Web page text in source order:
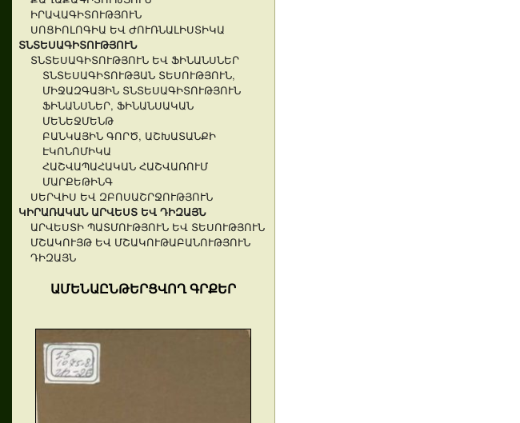
ԻՐԱՎԱԳԻՏՈՒԹՅՈՒՆ
ՍՈՑԻՈԼՈԳԻԱ ԵՎ ԺՈՒՌՆԱԼԻՍՏԻԿԱ
ՏՆՏԵՍԱԳԻՏՈՒԹՅՈՒՆ
ՏՆՏԵՍԱԳԻՏՈՒԹՅՈՒՆ ԵՎ ՖԻՆԱՆՍՆԵՐ
ՏՆՏԵՍԱԳԻՏՈՒԹՅԱՆ ՏԵՍՈՒԹՅՈՒՆ,
ՄԻՋԱԶԳԱՅԻՆ ՏՆՏԵՍԱԳԻՏՈՒԹՅՈՒՆ
ՖԻՆԱՆՍՆԵՐ, ՖԻՆԱՆՍԱԿԱՆ
ՄԵՆԵՋՄԵՆԹ
ԲԱՆԿԱՅԻՆ ԳՈՐԾ, ԱՇԽԱՏԱՆՔԻ
ԷԿՈՆՈՄԻԿԱ
ՀԱՇՎԱՊԱՀԱԿԱՆ ՀԱՇՎԱՌՈՒՄ
ՄԱՐՔԵԹԻՆԳ
ՍԵՐՎԻՍ ԵՎ ԶԲՈՍԱՇՐՋՈՒԹՅՈՒՆ
ԿԻՐԱՌԱԿԱՆ ԱՐՎԵՍՏ ԵՎ ԴԻԶԱՅՆ
ԱՐՎԵՍՏԻ ՊԱՏՄՈՒԹՅՈՒՆ ԵՎ ՏԵՍՈՒԹՅՈՒՆ
ՄՇԱԿՈՒՅԹ ԵՎ ՄՇԱԿՈՒԹԱԲԱՆՈՒԹՅՈՒՆ
ԴԻԶԱՅՆ
ԱՄԵՆԱԸՆԹԵՐՑՎՈՂ ԳՐՔԵՐ